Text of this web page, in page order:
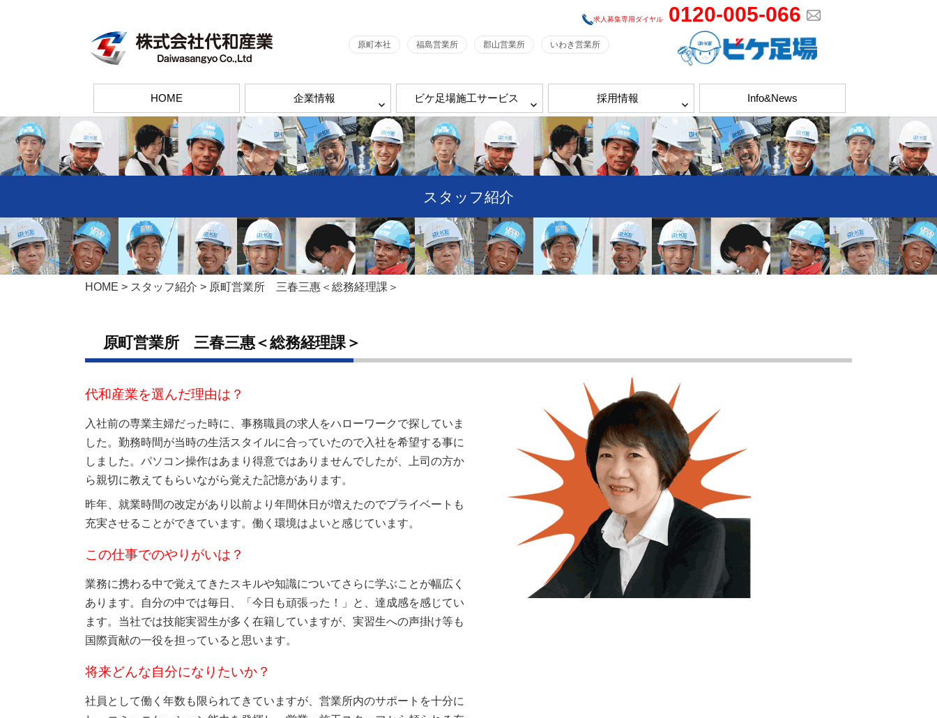
ス
キ
プ
求人募集専用ダイヤル 0120-005-066
原町本社 福島営業所 郡山営業所 いわき営業所
HOME 企業情報 ビケ足場施工サービス 採用情報 Info&News
スタッフ紹介
HOME > スタッフ紹介 > 原町営業所 三春三惠＜総務経理課＞
原町営業所 三春三惠＜総務経理課＞
代和産業を選んだ理由は？
入社前の専業主婦だった時に、事務職員の求人をハローワークで探していま
した。 勤務時間が当時の生活スタイルに合っていたので入社を希望する事に
しました。 パソコン操作はあまり得意ではありませんでしたが、上司の方か
ら親切に教えても らいながら覚えた記憶があります。
昨年、就業時間の改定があり以前より年間休日が増えたのでプライベートも
充実させる ことができています。働く環境はよいと感じています。
この仕事でのやりがいは？
業務に携わる中で覚えてきたスキルや知識についてさらに学ぶことが幅広く
あります。
自分の中では毎日、「今日も頑張った！」と、達成感を感じてい
ます。 当社では技能実習生が多く在籍していますが、実習生への声掛け等も
国際貢献の一役を担っていると思います。
将来どんな自分になりたいか？
社員として働く年数も限られてきていますが、営業所内のサポートを十分に